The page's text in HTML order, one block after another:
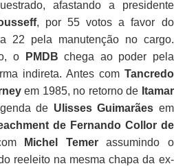
afastando a presidente
, por 55 votos a favor do
22 pela manutenção no cargo.
o
PMDB chega ao poder pela
indireta. Antes com Tancredo
em 1985, no retorno de Itamar
de Ulisses Guimarães em
de Fernando Collor de
Michel Temerassumindo o
reeleito na mesma chapa da ex-